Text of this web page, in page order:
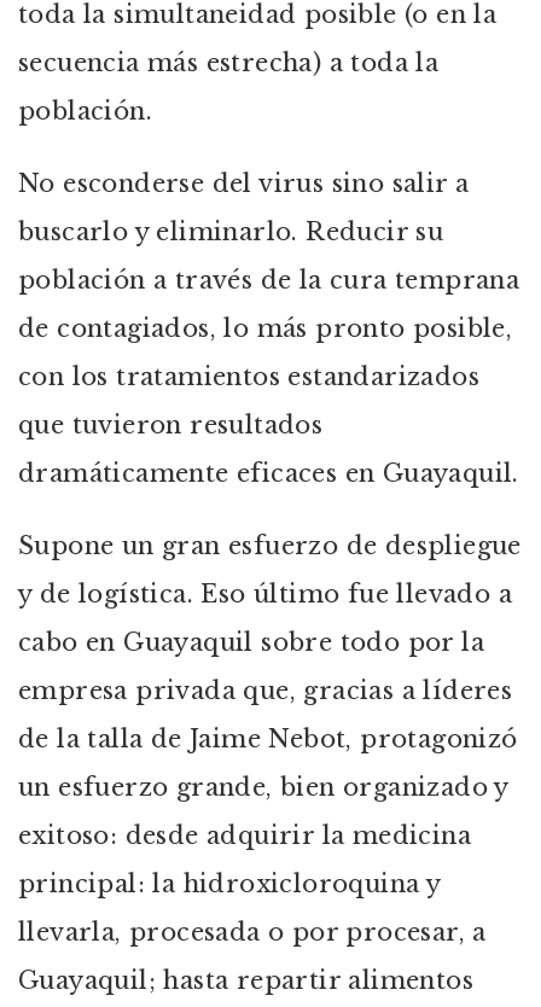
toda la simultaneidad posible (o en la
secuencia más estrecha) a toda la
población.
No esconderse del virus sino salir a
buscarlo y eliminarlo. Reducir su
población a través de la cura temprana
de contagiados, lo más pronto posible,
con los tratamientos estandarizados
que tuvieron resultados
dramáticamente eficaces en Guayaquil.
Supone un gran esfuerzo de despliegue
y de logística. Eso último fue llevado a
cabo en Guayaquil sobre todo por la
empresa privada que, gracias a líderes
de la talla de Jaime Nebot, protagonizó
un esfuerzo grande, bien organizado y
exitoso: desde adquirir la medicina
principal: la hidroxicloroquina y
llevarla, procesada o por procesar, a
Guayaquil; hasta repartir alimentos